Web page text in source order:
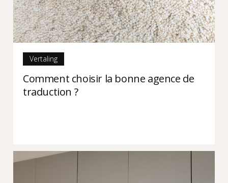
Vertaling
Comment choisir la bonne agence de
traduction ?